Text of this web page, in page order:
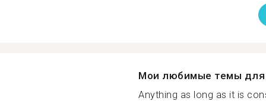
Мои любимые темы для
Anything as long as it is